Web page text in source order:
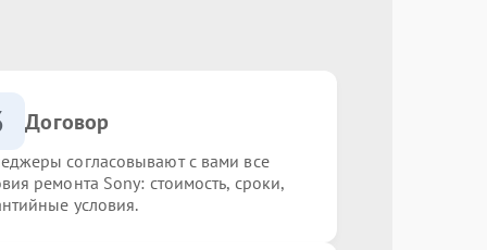
Договор
согласовывают с вами все
ремонта Sony: стоимость, сроки,
условия.